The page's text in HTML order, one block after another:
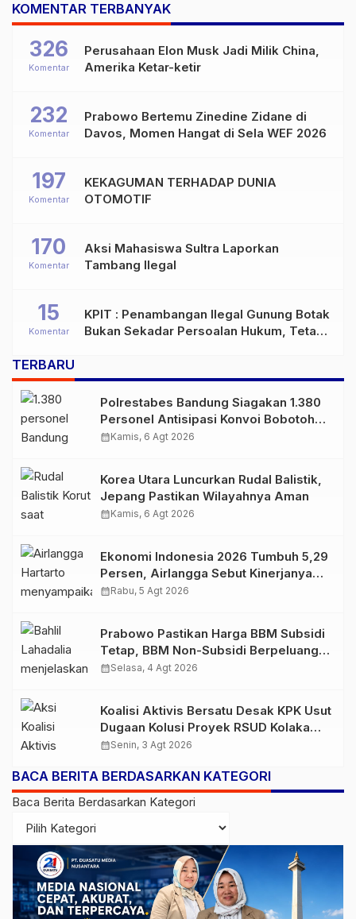
KOMENTAR TERBANYAK
Perusahaan Elon Musk Jadi Milik China,
Amerika Ketar-ketir
326
Komentar
Prabowo Bertemu Zinedine Zidane di
Davos, Momen Hangat di Sela WEF 2026
232
Komentar
KEKAGUMAN TERHADAP DUNIA
OTOMOTIF
197
Komentar
Aksi Mahasiswa Sultra Laporkan
Tambang Ilegal
170
Komentar
KPIT : Penambangan Ilegal Gunung Botak
Bukan Sekadar Persoalan Hukum, Tetapi
15
Komentar
TERBARU
Polrestabes Bandung Siagakan 1.380
Personel Antisipasi Konvoi Bobotoh
Usai Final Piala Presiden
calendar_monthKamis, 6 Agt 2026
Korea Utara Luncurkan Rudal Balistik,
Jepang Pastikan Wilayahnya Aman
calendar_monthKamis, 6 Agt 2026
Ekonomi Indonesia 2026 Tumbuh 5,29
Persen, Airlangga Sebut Kinerjanya
Lampaui Rata-Rata Global
calendar_monthRabu, 5 Agt 2026
Prabowo Pastikan Harga BBM Subsidi
Tetap, BBM Non-Subsidi Berpeluang
Turun
calendar_monthSelasa, 4 Agt 2026
Koalisi Aktivis Bersatu Desak KPK Usut
Dugaan Kolusi Proyek RSUD Kolaka
Timur, Sejumlah Pejabat dan PT
Diperiksa
calendar_monthSenin, 3 Agt 2026
BACA BERITA BERDASARKAN KATEGORI
Baca Berita Berdasarkan Kategori